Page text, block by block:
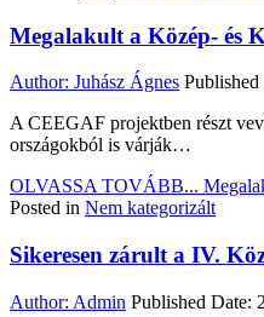
Megalakult a Közép- és
Author: Juhász Ágnes Published
A CEEGAF projektben részt
országokból is várják…
OLVASSA TOVÁBB...
Posted in Nem kategorizált
Sikeresen zárult a IV.
Author: Admin Published Date: